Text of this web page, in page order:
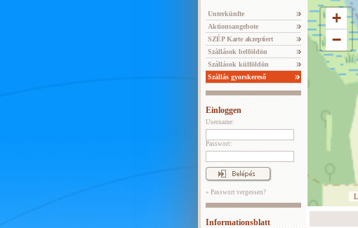
Unterkünfte
Aktionsangebote
SZÉP Karte akzeptiert
Szállások belföldön
Szállások külföldön
Szállás gyorskereső
Einloggen
Username:
Passwort:
» Passwort vergessen?
Informationsblatt
+
−